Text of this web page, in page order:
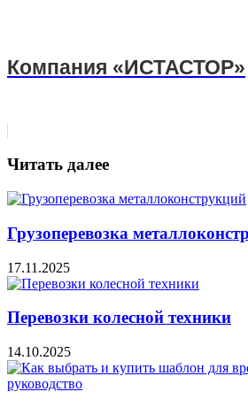
Компания «ИСТАСТОР»
Читать далее
Грузоперевозка
17.11.2025
Перевозки колесной техники
14.10.2025